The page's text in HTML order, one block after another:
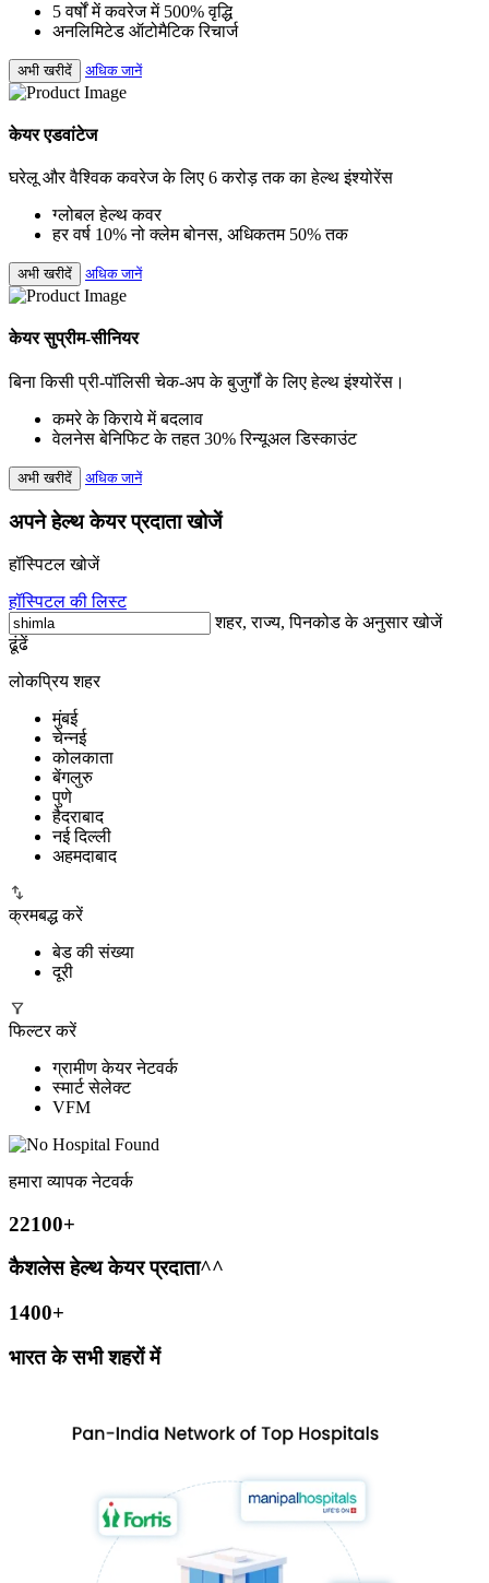
5 वर्षों में कवरेज में 500% वृद्धि
अनलिमिटेड ऑटोमैटिक रिचार्ज
अभी खरीदें अधिक जानें
केयर एडवांटेज
घरेलू और वैश्विक कवरेज के लिए 6 करोड़ तक का हेल्थ इंश्योरेंस
ग्लोबल हेल्थ कवर
हर वर्ष 10% नो क्लेम बोनस, अधिकतम 50% तक
अभी खरीदें अधिक जानें
केयर सुप्रीम-सीनियर
बिना किसी प्री-पॉलिसी चेक-अप के बुजुर्गों के लिए हेल्थ इंश्योरेंस।
कमरे के किराये में बदलाव
वेलनेस बेनिफिट के तहत 30% रिन्यूअल डिस्काउंट
अभी खरीदें अधिक जानें
अपने हेल्थ केयर प्रदाता खोजें
हॉस्पिटल खोजें
हॉस्पिटल की लिस्ट
शहर, राज्य, पिनकोड के अनुसार खोजें
ढूंढें
लोकप्रिय शहर
मुंबई
चेन्नई
कोलकाता
बेंगलुरु
पुणे
हैदराबाद
नई दिल्ली
अहमदाबाद
क्रमबद्ध करें
बेड की संख्या
दूरी
फिल्टर करें
ग्रामीण केयर नेटवर्क
स्मार्ट सेलेक्ट
VFM
हमारा व्यापक नेटवर्क
22100+
कैशलेस हेल्थ केयर प्रदाता^^
1400+
भारत के सभी शहरों में